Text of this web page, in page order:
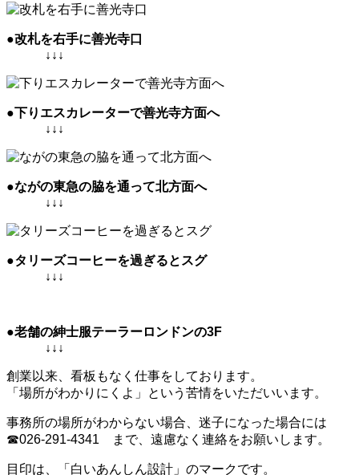
●改札を右手に善光寺口
↓↓↓
●下りエスカレーターで善光寺方面へ
↓↓↓
●ながの東急の脇を通って北方面へ
↓↓↓
●タリーズコーヒーを過ぎるとスグ
↓↓↓
●老舗の紳士服テーラーロンドンの3F
↓↓↓
創業以来、看板もなく仕事をしております。
「場所がわかりにくよ」という苦情をいただいいます。
事務所の場所がわからない場合、迷子になった場合には
☎026‐291-4341 まで、遠慮なく連絡をお願いします。
目印は、「白いあんしん設計」のマークです。